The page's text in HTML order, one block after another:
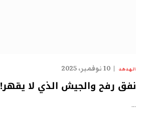
الهدهد 10 نوفمبر، 2025
نفق رفح والجيش الذي لا يقهر!
…